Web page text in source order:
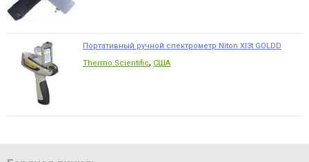
Портативный ручной спектрометр Niton Xl3t GOLDD
Thermo Scientific, США